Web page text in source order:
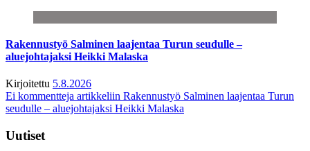
Rakennustyö Salminen laajentaa Turun seudulle –
aluejohtajaksi Heikki Malaska
Kirjoitettu 5.8.2026
Ei kommentteja artikkeliin Rakennustyö Salminen laajentaa Turun
seudulle – aluejohtajaksi Heikki Malaska
Uutiset